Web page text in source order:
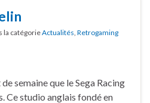
la catégorieActualités Retrogaming
semaine que le Sega Racing
Ce studio anglais fondé en